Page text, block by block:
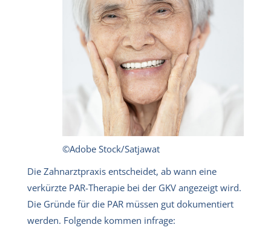
©Adobe Stock/Satjawat
Die Zahnarztpraxis entscheidet, ab wann eine
verkürzte PAR-Therapie bei der GKV angezeigt wird.
Die Gründe für die PAR müssen gut dokumentiert
werden. Folgende kommen infrage: